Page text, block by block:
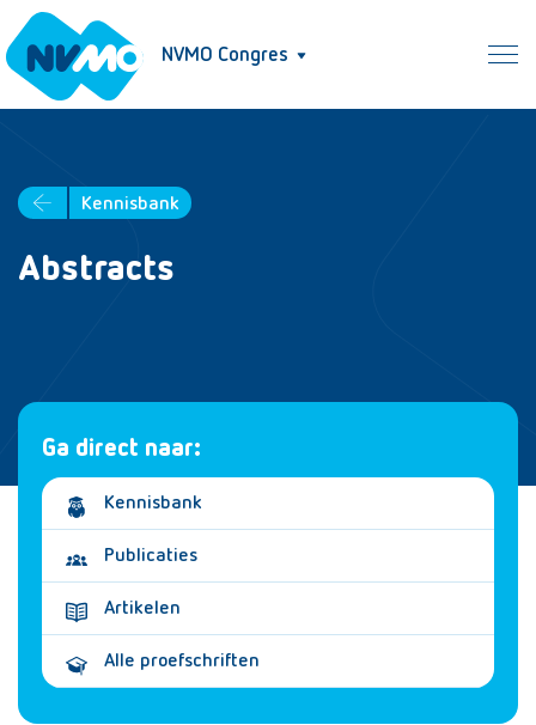
NVMO Congres
Kennisbank
Abstracts
Ga direct naar:
Kennisbank
Publicaties
Artikelen
Alle proefschriften